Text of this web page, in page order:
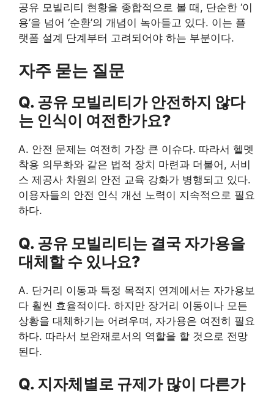
공유 모빌리티 현황을 종합적으로 볼 때, 단순한 ‘이
용’을 넘어 ‘순환’의 개념이 녹아들고 있다. 이는 플
랫폼 설계 단계부터 고려되어야 하는 부분이다.
자주 묻는 질문
Q. 공유 모빌리티가 안전하지 않다
는 인식이 여전한가요?
A. 안전 문제는 여전히 가장 큰 이슈다. 따라서 헬멧
착용 의무화와 같은 법적 장치 마련과 더불어, 서비
스 제공사 차원의 안전 교육 강화가 병행되고 있다.
이용자들의 안전 인식 개선 노력이 지속적으로 필요
하다.
Q. 공유 모빌리티는 결국 자가용을
대체할 수 있나요?
A. 단거리 이동과 특정 목적지 연계에서는 자가용보
다 훨씬 효율적이다. 하지만 장거리 이동이나 모든
상황을 대체하기는 어려우며, 자가용은 여전히 필요
하다. 따라서 보완재로서의 역할을 할 것으로 전망
된다.
Q. 지자체별로 규제가 많이 다른가